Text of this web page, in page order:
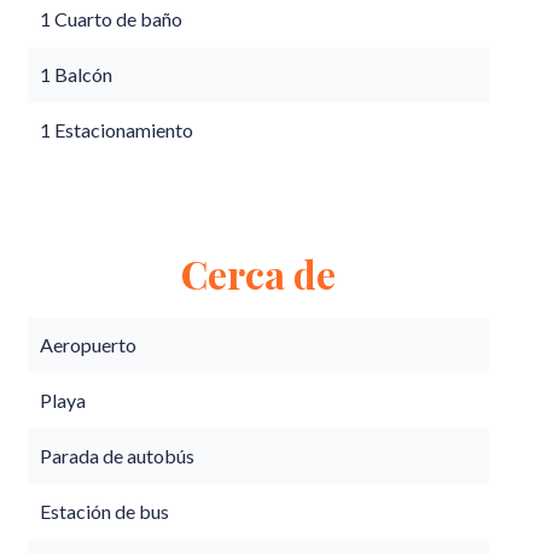
1 Cuarto de baño
1 Balcón
1 Estacionamiento
Cerca de
Aeropuerto
Playa
Parada de autobús
Estación de bus